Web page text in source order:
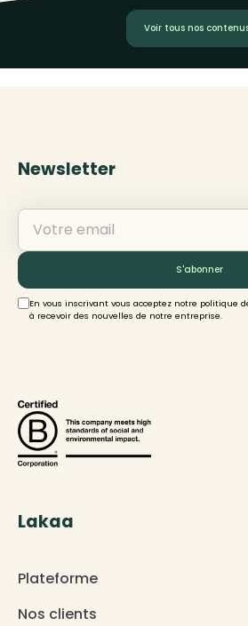
Voir tous nos
Newsletter
En vous inscrivant vous acceptez notre politique
à recevoir des nouvelles de notre entreprise.
Lakaa
Plateforme
Nos clients